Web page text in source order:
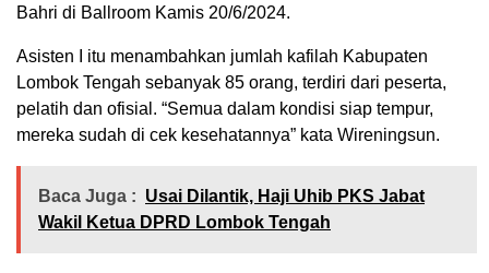
Bahri di Ballroom Kamis 20/6/2024.
Asisten I itu menambahkan jumlah kafilah Kabupaten
Lombok Tengah sebanyak 85 orang, terdiri dari peserta,
pelatih dan ofisial. “Semua dalam kondisi siap tempur,
mereka sudah di cek kesehatannya” kata Wireningsun.
Baca Juga : Usai Dilantik, Haji Uhib PKS Jabat
Wakil Ketua DPRD Lombok Tengah